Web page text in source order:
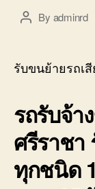
PostBy adminrd
รับขนย้ายรถเ
รถรับจ้า
ศรีราชา
ทุกชนิด